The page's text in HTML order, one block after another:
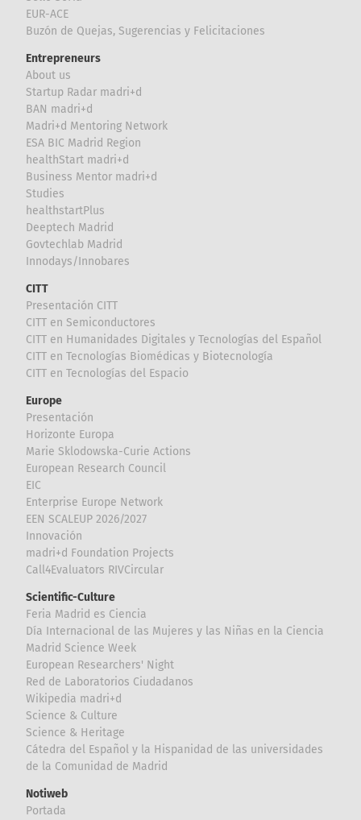
EUR-ACE
Buzón de Quejas, Sugerencias y Felicitaciones
Entrepreneurs
About us
Startup Radar madri+d
BAN madri+d
Madri+d Mentoring Network
ESA BIC Madrid Region
healthStart madri+d
Business Mentor madri+d
Studies
healthstartPlus
Deeptech Madrid
Govtechlab Madrid
Innodays/Innobares
CITT
Presentación CITT
CITT en Semiconductores
CITT en Humanidades Digitales y Tecnologías del Español
CITT en Tecnologías Biomédicas y Biotecnología
CITT en Tecnologías del Espacio
Europe
Presentación
Horizonte Europa
Marie Sklodowska-Curie Actions
European Research Council
EIC
Enterprise Europe Network
EEN SCALEUP 2026/2027
Innovación
madri+d Foundation Projects
Call4Evaluators RIVCircular
Scientific-Culture
Feria Madrid es Ciencia
Día Internacional de las Mujeres y las Niñas en la Ciencia
Madrid Science Week
European Researchers' Night
Red de Laboratorios Ciudadanos
Wikipedia madri+d
Science & Culture
Science & Heritage
Cátedra del Español y la Hispanidad de las universidades
de la Comunidad de Madrid
Notiweb
Portada